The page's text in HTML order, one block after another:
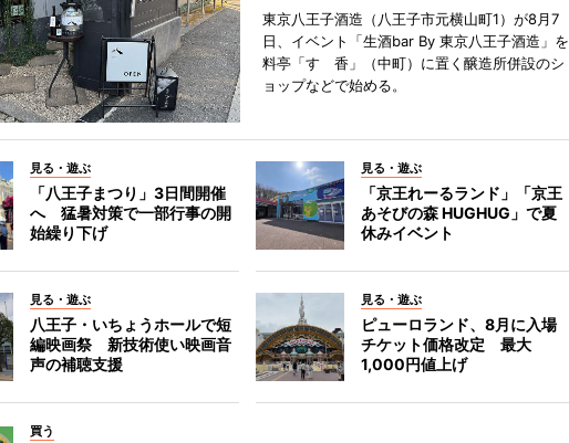
東京八王子酒造（八王子市元横山町1）が8月7
日、イベント「生酒bar By 東京八王子酒造」を
料亭「すゞ香」（中町）に置く醸造所併設のシ
ョップなどで始める。
見る・遊ぶ
「八王子まつり」3日間開催
へ 猛暑対策で一部行事の開
始繰り下げ
見る・遊ぶ
「京王れーるランド」「京王
あそびの森 HUGHUG」で夏
休みイベント
見る・遊ぶ
八王子・いちょうホールで短
編映画祭 新技術使い映画音
声の補聴支援
見る・遊ぶ
ピューロランド、8月に入場
チケット価格改定 最大
1,000円値上げ
買う